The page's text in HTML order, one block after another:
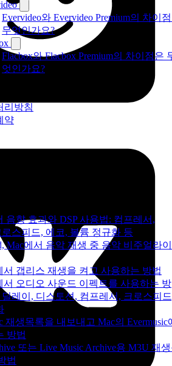
Evervideo와 Evervideo Premium의 차이
무엇인가요?
Flacbox와 Flacbox Premium의 차이점은
엇인가요?
리방침
약
음향 효과와 DSP 사용법: 컴프레서,
로스피드, 에코, 볼륨 정규화 등
Mac에서 음악 재생 중 음악 비주얼라
서 갭리스 재생을 켜고 사용하는 방법
서 오디오 사운드 이펙트를 사용하는 방
딜레이, 디스토션, 컴프레서, 크로스피
재생목록을 내보내고 Mac의 Evermusic
방법
또는 Live Music Archive용 M3U 재
법